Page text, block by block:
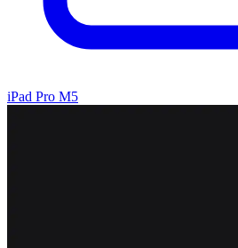
iPad Pro M5